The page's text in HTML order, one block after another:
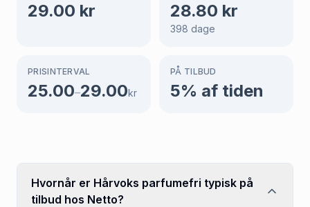
29.00 kr 28.80 kr
398 dage
PRISINTERVAL
25.00–29.00kr
PÅ TILBUD
5% af tiden
Hvornår er Hårvoks parfumefri typisk på
tilbud hos Netto?